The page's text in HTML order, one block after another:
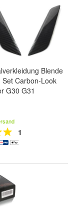
Blende
Set Carbon-Look
G30 G31
1